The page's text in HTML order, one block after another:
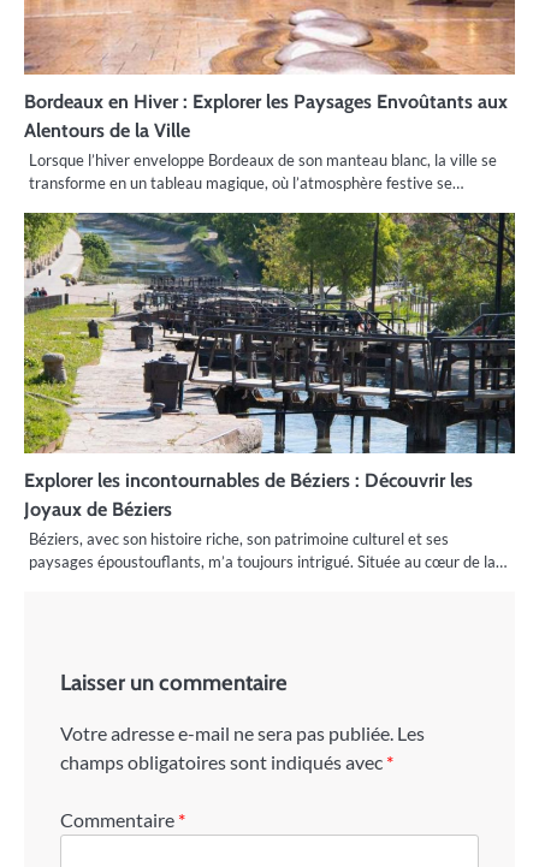
Bordeaux en Hiver : Explorer les Paysages Envoûtants aux
Alentours de la Ville
Lorsque l’hiver enveloppe Bordeaux de son manteau blanc, la ville se
transforme en un tableau magique, où l’atmosphère festive se…
Explorer les incontournables de Béziers : Découvrir les
Joyaux de Béziers
Béziers, avec son histoire riche, son patrimoine culturel et ses
paysages époustouflants, m’a toujours intrigué. Située au cœur de la…
Laisser un commentaire
Votre adresse e-mail ne sera pas publiée. Les
champs obligatoires sont indiqués avec *
Commentaire *